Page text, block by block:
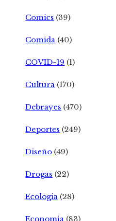
Comics (39)
Comida (40)
COVID-19 (1)
Cultura (170)
Debrayes (470)
Deportes (249)
Diseño (49)
Drogas (22)
Ecologia (28)
Economia (83)